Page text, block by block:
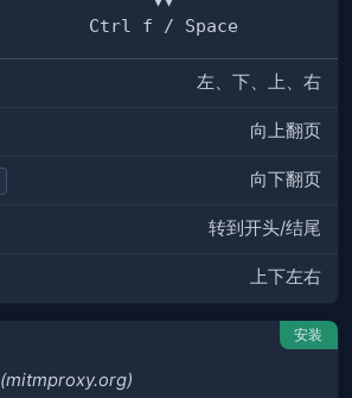
左、下、上、右
向上翻页
向下翻页
转到开头/结尾
上下左右
安装
(mitmproxy.org)